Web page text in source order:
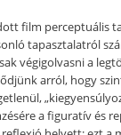
film perceptuális
tapasztalatról
végigolvasni a
arról, hogy
a figuratív és